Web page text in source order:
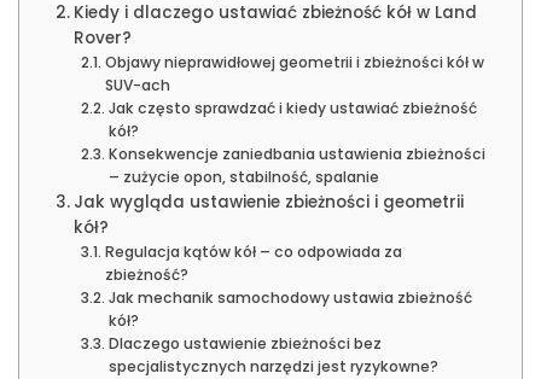
Kiedy i dlaczego ustawiać zbieżność kół w Land
Rover?
Objawy nieprawidłowej geometrii i zbieżności kół w
SUV-ach
Jak często sprawdzać i kiedy ustawiać zbieżność
kół?
Konsekwencje zaniedbania ustawienia zbieżności
– zużycie opon, stabilność, spalanie
Jak wygląda ustawienie zbieżności i geometrii
kół?
Regulacja kątów kół – co odpowiada za
zbieżność?
Jak mechanik samochodowy ustawia zbieżność
kół?
Dlaczego ustawienie zbieżności bez
specjalistycznych narzędzi jest ryzykowne?